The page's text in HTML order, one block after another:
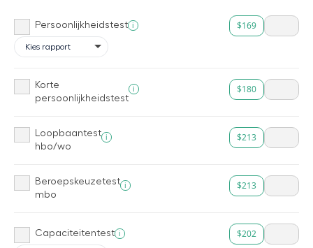
Persoonlijkheidstest i $169
Korte
persoonlijkheidstest
i $180
Loopbaantest
hbo/wo
i $213
Beroepskeuzetest
mbo
i $213
Capaciteitentest i $202